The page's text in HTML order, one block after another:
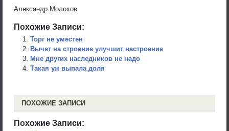
Александр Молохов
Похожие Записи:
Торг не уместен
Вычет на строение улучшит настроение
Мне других наследников не надо
Такая уж выпала доля
ПОХОЖИЕ ЗАПИСИ
Похожие Записи: